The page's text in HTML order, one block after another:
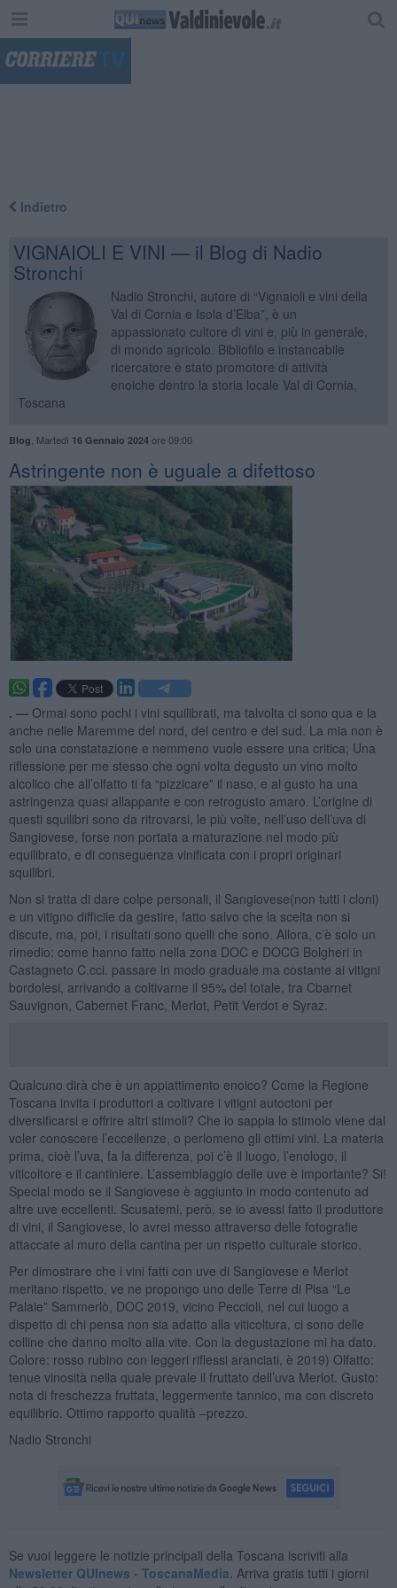
Indietro
VIGNAIOLI E VINI — il Blog di Nadio
Stronchi
Nadio Stronchi, autore di “Vignaioli e vini della
Val di Cornia e Isola d’Elba”, è un
appassionato cultore di vini e, più in generale,
di mondo agricolo. Bibliofilo e instancabile
ricercatore è stato promotore di attività
enoiche dentro la storia locale Val di Cornia,
Toscana
Blog Martedì 16 Gennaio 2024ore 09:00
​Astringente non è uguale a difettoso
. — Ormai sono pochi i vini squilibrati, ma talvolta ci sono qua e la
anche nelle Maremme del nord, del centro e del sud. La mia non è
solo una constatazione e nemmeno vuole essere una critica; Una
riflessione per me stesso che ogni volta degusto un vino molto
alcolico che all’olfatto ti fa “pizzicare” il naso, e al gusto ha una
astringenza quasi allappante e con retrogusto amaro. L’origine di
questi squilibri sono da ritrovarsi, le più volte, nell’uso dell’uva di
Sangiovese, forse non portata a maturazione nel modo più
equilibrato, e di conseguenza vinificata con i propri originari
squilibri.
Non si tratta di dare colpe personali, il Sangiovese(non tutti i cloni)
e un vitigno difficile da gestire, fatto salvo che la scelta non si
discute, ma, poi, i risultati sono quelli che sono. Allora, c’è solo un
rimedio: come hanno fatto nella zona DOC e DOCG Bolgheri in
Castagneto C.cci. passare in modo graduale ma costante ai vitigni
bordolesi, arrivando a coltivarne il 95% del totale, tra Cbarnet
Sauvignon, Cabernet Franc, Merlot, Petit Verdot e Syraz.
Qualcuno dirà che è un appiattimento enoico? Come la Regione
Toscana invita i produttori a coltivare i vitigni autoctoni per
diversificarsi e offrire altri stimoli? Che io sappia lo stimolo viene dal
voler conoscere l’eccellenze, o perlomeno gli ottimi vini. La materia
prima, cioè l’uva, fa la differenza, poi c’è il luogo, l’enologo, il
viticoltore e il cantiniere. L’assemblaggio delle uve è importante? Si!
Special modo se il Sangiovese è aggiunto in modo contenuto ad
altre uve eccellenti. Scusatemi, però, se io avessi fatto il produttore
di vini, il Sangiovese, lo avrei messo attraverso delle fotografie
attaccate al muro della cantina per un rispetto culturale storico.
Per dimostrare che i vini fatti con uve di Sangiovese e Merlot
meritano rispetto, ve ne propongo uno delle Terre di Pisa “Le
Palaie” Sammerlò, DOC 2019, vicino Peccioli, nel cui luogo a
dispetto di chi pensa non sia adatto alla viticoltura, ci sono delle
colline che danno molto alla vite. Con la degustazione mi ha dato.
Colore: rosso rubino con leggeri riflessi aranciati, è 2019) Olfatto:
tenue vinosità nella quale prevale il fruttato dell’uva Merlot. Gusto:
nota di freschezza fruttata, leggermente tannico, ma con discreto
equilibrio. Ottimo rapporto qualità –prezzo.
Nadio Stronchi
Se vuoi leggere le notizie principali della Toscana iscriviti alla
Newsletter QUInews - ToscanaMedia. Arriva gratis tutti i giorni